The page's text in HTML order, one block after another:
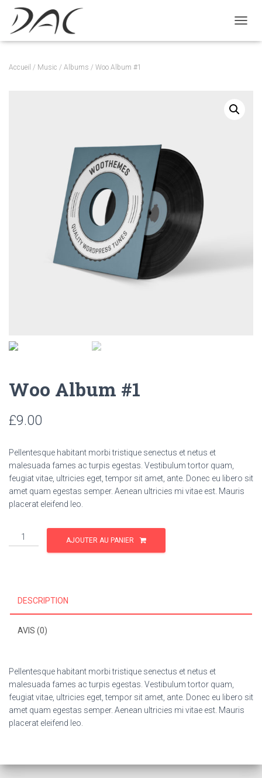
É
Accueil / Music / Albums / Woo Album #1
Woo Album #1
£9.00
Pellentesque habitant morbi tristique senectus et netus et
malesuada fames ac turpis egestas. Vestibulum tortor quam,
feugiat vitae, ultricies eget, tempor sit amet, ante. Donec eu libero sit
amet quam egestas semper. Aenean ultricies mi vitae est. Mauris
placerat eleifend leo.
quantité
de
AJOUTER AU PANIER
DESCRIPTION
AVIS (0)
Pellentesque habitant morbi tristique senectus et netus et
malesuada fames ac turpis egestas. Vestibulum tortor quam,
feugiat vitae, ultricies eget, tempor sit amet, ante. Donec eu libero sit
amet quam egestas semper. Aenean ultricies mi vitae est. Mauris
placerat eleifend leo.